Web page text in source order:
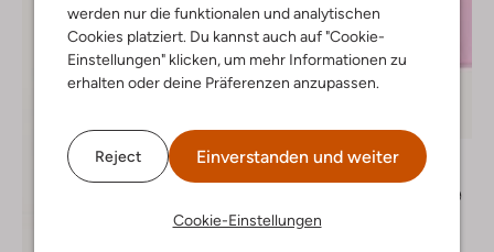
werden nur die funktionalen und analytischen
Cookies platziert. Du kannst auch auf "Cookie-
Einstellungen" klicken, um mehr Informationen zu
erhalten oder deine Präferenzen anzupassen.
Reject Einverstanden und weiter
Cookie-Einstellungen
Call Me Frankie
€ 27,99